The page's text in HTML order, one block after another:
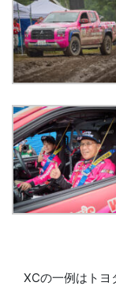
XCの一例はトヨ